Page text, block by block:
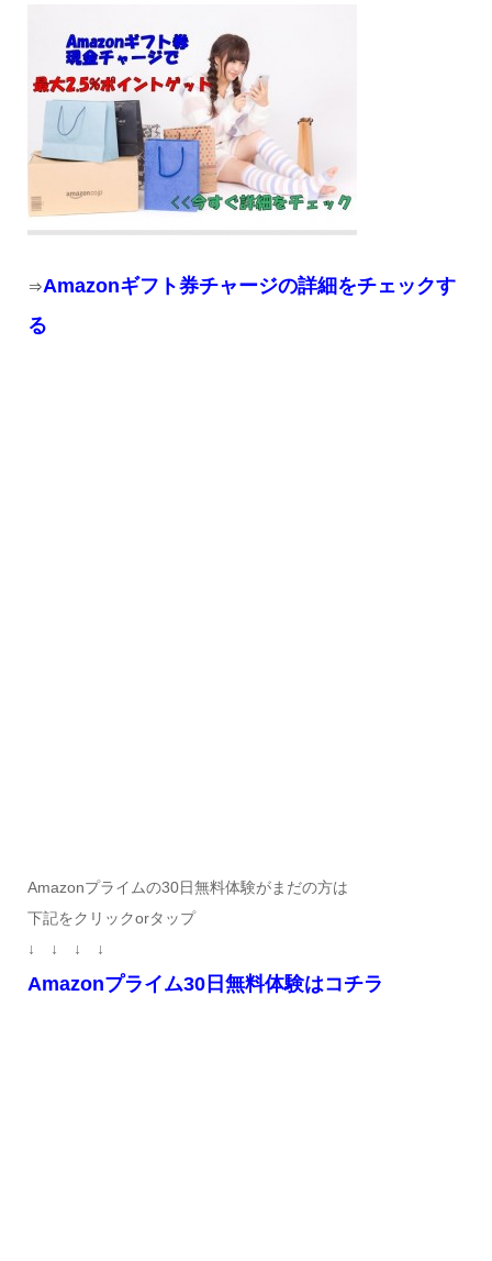
⇒Amazonギフト券チャージの詳細をチェックす
る
Amazonプライムの30日無料体験がまだの方は
下記をクリックorタップ
↓ ↓ ↓ ↓
Amazonプライム30日無料体験はコチラ